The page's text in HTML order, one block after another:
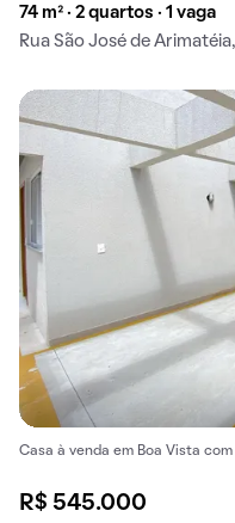
74 m² · 2 quartos · 1 vaga
Rua São José de
Casa à venda em Boa Vista
R$ 545.000